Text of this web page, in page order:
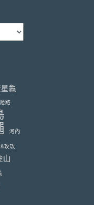
龜
姬路
河內
玫玫
山